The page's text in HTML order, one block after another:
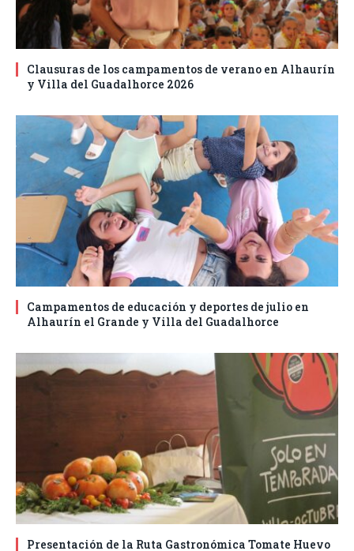
Clausuras de los campamentos de verano en Alhaurín
y Villa del Guadalhorce 2026
Campamentos de educación y deportes de julio en
Alhaurín el Grande y Villa del Guadalhorce
Presentación de la Ruta Gastronómica Tomate Huevo